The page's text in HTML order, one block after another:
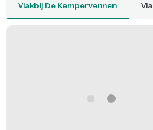
Vlakbij De Kempervennen